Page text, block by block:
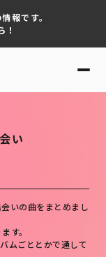
報です。
！
い
いの曲をまとめまし
す。
ムごととかで通して